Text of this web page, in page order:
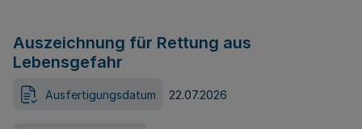
Auszeichnung für Rettung aus
Lebensgefahr
Ausfertigungsdatum 22.07.2026